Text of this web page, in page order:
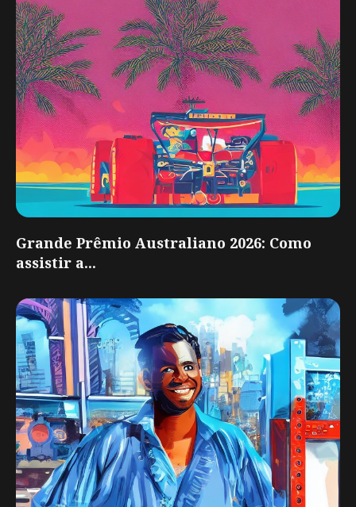
Grande Prêmio Australiano 2026: Como
assistir a...